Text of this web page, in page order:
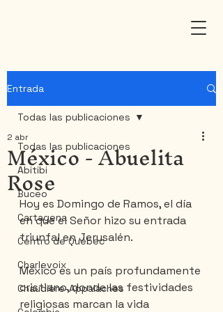
Entrada
Todas las publicaciones
Abitibi
Buceo
Cartagena
Centro de Québec
Charlevoix
Chaudière-Appalaches
Todas las publicaciones
México - Abuelita
Rose
2 abr
Hoy es Domingo de Ramos, el día
en que el Señor hizo su entrada
triunfal en Jerusalén.
México es un país profundamente
cristiano, donde las festividades
religiosas marcan la vida